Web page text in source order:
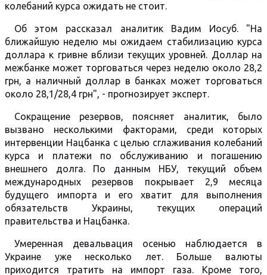
колебаний курса ожидать не стоит.
Об этом рассказал аналитик Вадим Иосуб. "На
ближайшую неделю мы ожидаем стабилизацию курса
доллара к гривне вблизи текущих уровней. Доллар на
межбанке может торговаться через неделю около 28,2
грн, а наличный доллар в банках может торговаться
около 28,1/28,4 грн", - прогнозирует эксперт.
Сокращение резервов, поясняет аналитик, было
вызвано несколькими факторами, среди которых
интервенции Нацбанка с целью сглаживания колебаний
курса и платежи по обслуживанию и погашению
внешнего долга. По данным НБУ, текущий объем
международных резервов покрывает 2,9 месяца
будущего импорта и его хватит для выполнения
обязательств Украины, текущих операций
правительства и Нацбанка.
Умеренная девальвация осенью наблюдается в
Украине уже несколько лет. Больше валюты
приходится тратить на импорт газа. Кроме того,